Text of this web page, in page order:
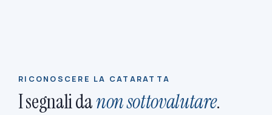
RICONOSCERE LA CATARATTA
I segnali danon sottovalutare.